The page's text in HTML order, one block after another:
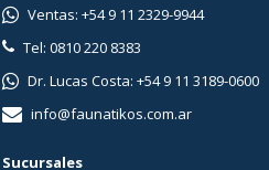
Ventas: +54 9 11 2329-9944
Tel: 0810 220 8383
Dr. Lucas Costa: +54 9 11 3189-0600
info@faunatikos.com.ar
Sucursales